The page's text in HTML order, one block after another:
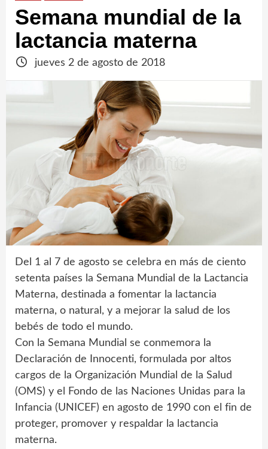
Semana mundial de la
lactancia materna
jueves 2 de agosto de 2018
Del 1 al 7 de agosto se celebra en más de ciento
setenta países la Semana Mundial de la Lactancia
Materna, destinada a fomentar la lactancia
materna, o natural, y a mejorar la salud de los
bebés de todo el mundo.
Con la Semana Mundial se conmemora la
Declaración de Innocenti, formulada por altos
cargos de la Organización Mundial de la Salud
(OMS) y el Fondo de las Naciones Unidas para la
Infancia (UNICEF) en agosto de 1990 con el fin de
proteger, promover y respaldar la lactancia
materna.